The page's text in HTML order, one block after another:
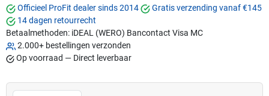
Officieel ProFit dealer sinds 2014
Gratis verzending vanaf €145
14 dagen retourrecht
Betaalmethoden: iDEAL (WERO) Bancontact Visa MC
2.000+ bestellingen verzonden
Op voorraad — Direct leverbaar